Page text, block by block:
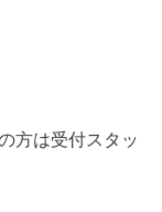
方は受付スタッ